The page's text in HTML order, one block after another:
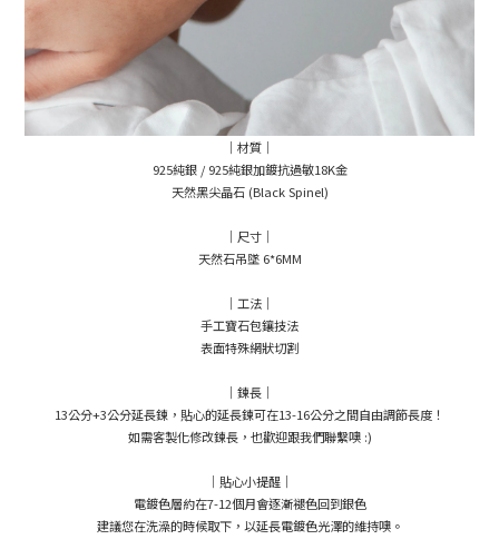
｜材質｜
925純銀 / 925純銀加鍍抗過敏18K金
天然黑尖晶石 (Black Spinel)
｜尺寸｜
天然石吊墜 6*6MM
｜工法｜
手工寶石包鑲技法
表面特殊網狀切割
｜鍊長｜
13公分+3公分延長鍊，貼心的延長鍊可在13-16公分之間自由調節長度！
如需客製化修改鍊長，也歡迎跟我們聯繫噢 :)
｜貼心小提醒｜
電鍍色層約在7-12個月會逐漸褪色回到銀色
建議您在洗澡的時候取下，以延長電鍍色光澤的維持噢。